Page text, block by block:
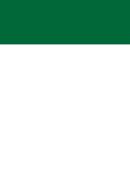
contenido